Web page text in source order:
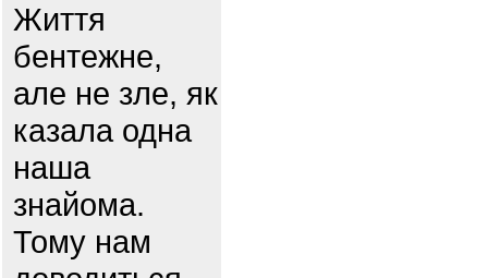
Життя
бентежне,
але не зле, як
казала одна
наша
знайома.
Тому нам